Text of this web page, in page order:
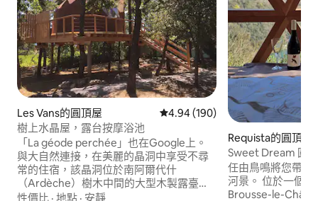
Les Vans的圓頂屋 從 190 則評價中獲得 4.94 的平均
4.94 (190)
樹上水晶屋，露台按摩浴池
「La géode perchée」也在Google上。
與大自然連接，在美麗的晶洞中享受不尋
常的住宿，該晶洞位於南阿爾代什
（Ardèche）樹木中間的大型木製露臺
上，距離地面3公尺，距離Les Vans中心3
性價比 · 地點 · 安靜
Requista的圓頂屋
Sweet Dream 圓
河景
任由鳥鳴將您帶入
河景。 位於一個田園詩般的環境中，靠近
Brousse-le-